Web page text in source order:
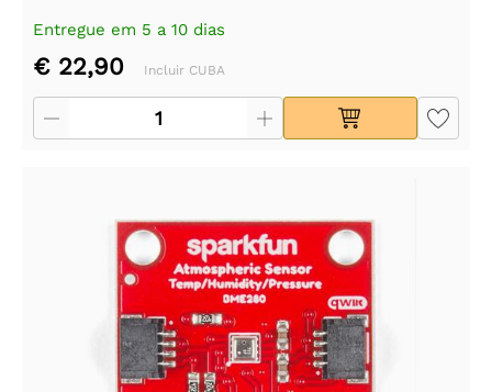
Entregue em 5 a 10 dias
€ 22,90 Incluir CUBA